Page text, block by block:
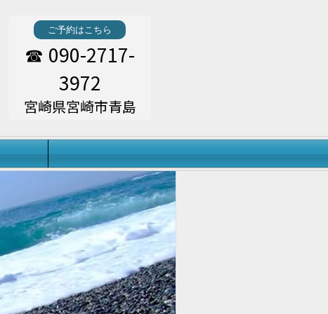
ご予約はこちら
☎ 090-2717-
3972
宮崎県宮崎市青島